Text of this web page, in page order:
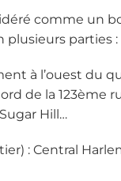
comme un
plusieurs parties :
à l’ouest du
de la
Hill…
: Central